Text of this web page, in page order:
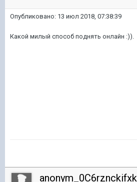
Опубликовано: 13 июл 2018, 07:38:39
Какой милый способ поднять онлайн :)).
anonym_0C6rznckifxk